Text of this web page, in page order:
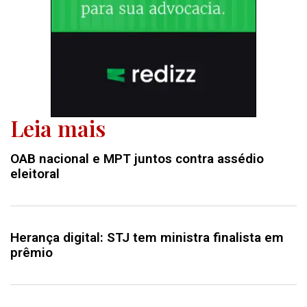
Leia mais
OAB nacional e MPT juntos contra assédio
eleitoral
Herança digital: STJ tem ministra finalista em
prêmio